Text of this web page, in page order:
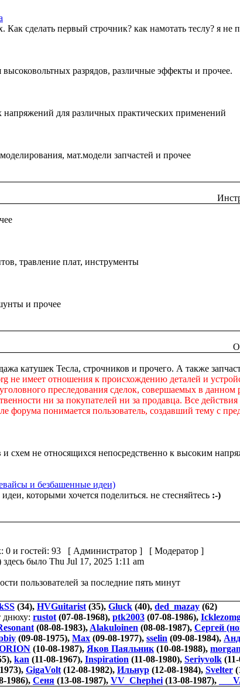
Как сделать первый строчник? как намотать теслу? я
разрядов, различные эффекты и прочее.
для различных практических применений
мат.модели запчастей и прочее
травление плат, инструменты
и прочее
катушек Тесла, строчников и прочего. А также
не имеет отношения к происхождению деталей и
преследования сделок, совершаемых в
ни за покупателей ни за продавца. Все
форума понимается пользователь, создавший тему с
схем не относящихся непосредственно к высоким
и безбашенные идеи)
которыми хочется поделиться. не стесняйтесь :-)
0 и гостей: 93 [ Администратор ] [ Модератор ]
здесь было Thu Jul 17, 2025 1:11 am
пользователей за последние пять минут
(34), HVGuitarist (35), Gluck (40), ded_mazay (62)
днюху: rustot (07-08-1968), ptk2003 (07-08-1986),
(08-08-1983), Alakuloinen (08-08-1987), Сергей
(09-08-1975), Max (09-08-1977), sselin (09-08-1984),
(10-08-1987), Яков Паяльник (10-08-1988),
kan (11-08-1967), Inspiration (11-08-1980), Seriyvolk
GigaVolt (12-08-1982), Ильнур (12-08-1984), Svelter
1986), Сеня (13-08-1987), VV_Chephei (13-08-1987),